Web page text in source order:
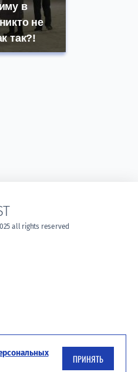
в
не
так?!
all rights reserved
ПРИНЯТЬ